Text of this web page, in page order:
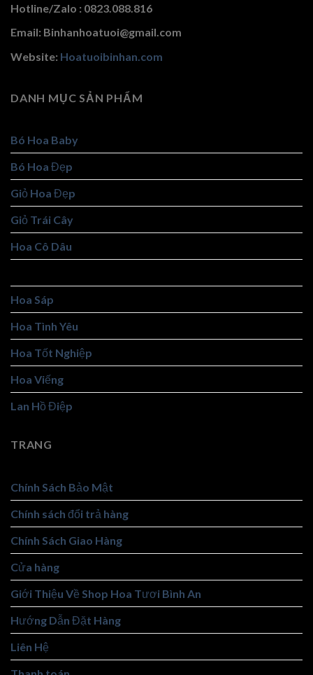
Hotline/Zalo : 0823.088.816
Email: Binhanhoatuoi@gmail.com
Website: Hoatuoibinhan.com
DANH MỤC SẢN PHẨM
Bó Hoa Baby
Bó Hoa Đẹp
Giỏ Hoa Đẹp
Giỏ Trái Cây
Hoa Cô Dâu
Hoa Sáp
Hoa Tình Yêu
Hoa Tốt Nghiệp
Hoa Viếng
Lan Hồ Điệp
TRANG
Chính Sách Bảo Mật
Chính sách đổi trả hàng
Chính Sách Giao Hàng
Cửa hàng
Giới Thiệu Về Shop Hoa Tươi Bình An
Hướng Dẫn Đặt Hàng
Liên Hệ